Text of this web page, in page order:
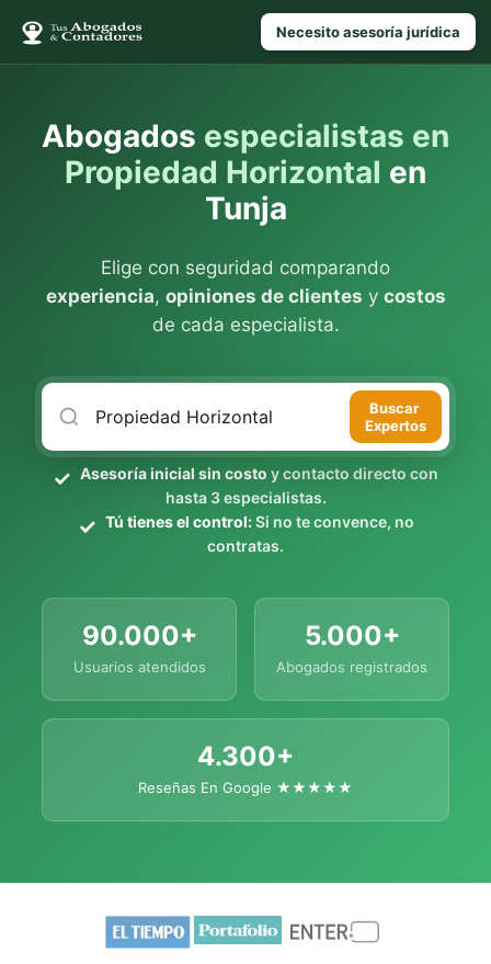
Necesito asesoría jurídica
Abogados especialistas en
Propiedad Horizontal en
Tunja
Elige con seguridad comparando
experiencia, opiniones de clientes y costos
de cada especialista.
Buscar
Expertos
Asesoría inicial sin costo y contacto directo con
hasta 3 especialistas.
Tú tienes el control:Si no te convence, no
contratas.
90.000+
Usuarios atendidos
5.000+
Abogados registrados
4.300+
Reseñas En Google ★★★★★